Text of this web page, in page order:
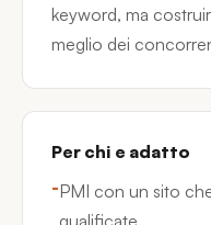
keyword, ma
meglio dei
Per chi e adatto
PMI con un sito
qualificate.